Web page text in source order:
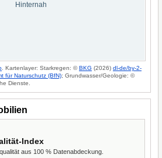
Hinternah
. Kartenlayer: Starkregen: ©BKG (2026) dl-de/by-2-
für Naturschutz (BfN); Grundwasser/Geologie: ©
Dienste.
Index
aus 100 % Datenabdeckung.